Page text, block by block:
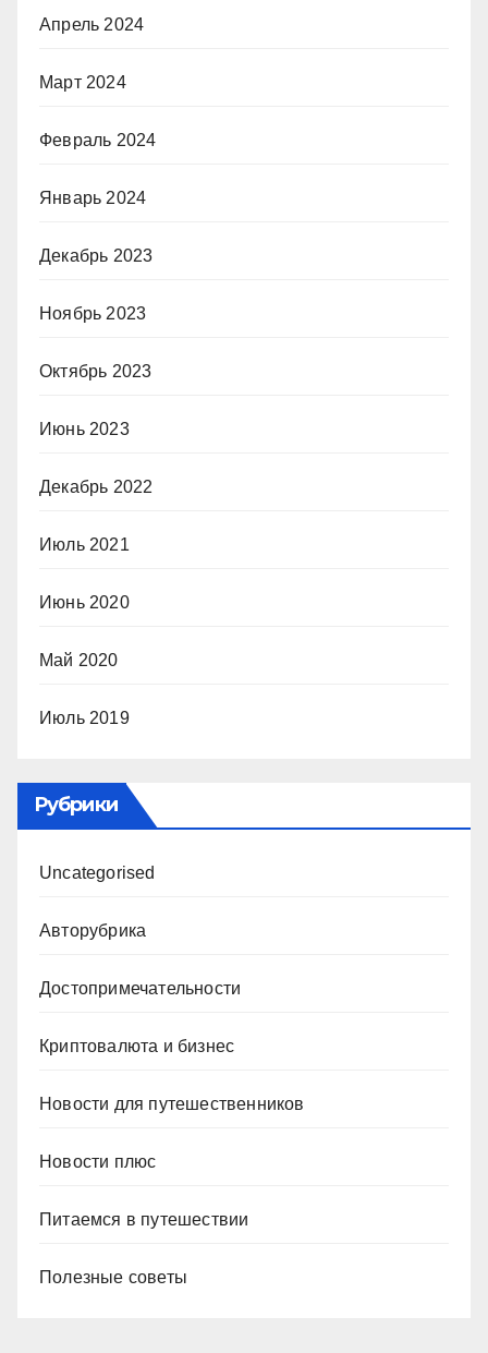
Апрель 2024
Март 2024
Февраль 2024
Январь 2024
Декабрь 2023
Ноябрь 2023
Октябрь 2023
Июнь 2023
Декабрь 2022
Июль 2021
Июнь 2020
Май 2020
Июль 2019
Рубрики
Uncategorised
Авторубрика
Достопримечательности
Криптовалюта и бизнес
Новости для путешественников
Новости плюс
Питаемся в путешествии
Полезные советы